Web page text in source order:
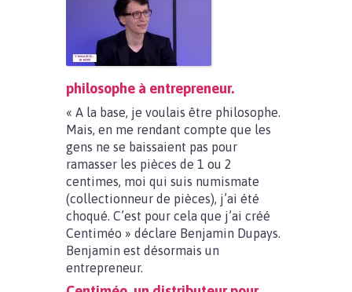
philosophe à entrepreneur.
« A la base, je voulais être philosophe.
Mais, en me rendant compte que les
gens ne se baissaient pas pour
ramasser les pièces de 1 ou 2
centimes, moi qui suis numismate
(collectionneur de pièces), j’ai été
choqué. C’est pour cela que j’ai créé
Centiméo » déclare Benjamin Dupays.
Benjamin est désormais un
entrepreneur.